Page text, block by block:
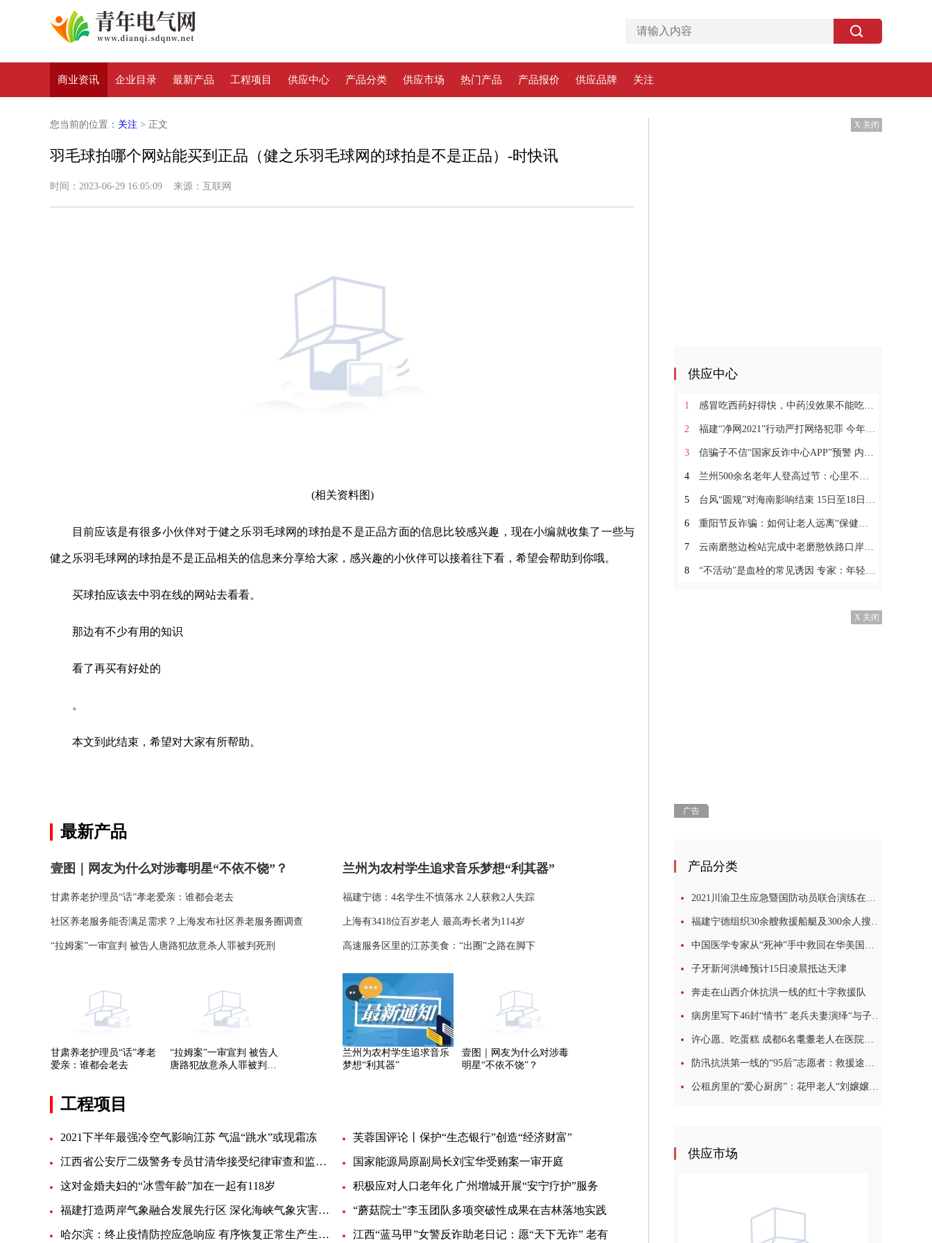
商业资讯 企业目录 最新产品 工程项目 供应中心 产品分类 供应市场 热门产品 产品报价 供应品牌 关注
您当前的位置： 关注 > 正文
羽毛球拍哪个网站能买到正品（健之乐羽毛球网的球拍是不是正品）-时快讯
时间：2023-06-29 16:05:09 来源：互联网
(相关资料图)
目前应该是有很多小伙伴对于健之乐羽毛球网的球拍是不是正品方面的信息比较感兴趣，现在小编就收集了一些与
健之乐羽毛球网的球拍是不是正品相关的信息来分享给大家，感兴趣的小伙伴可以接着往下看，希望会帮助到你哦。
买球拍应该去中羽在线的网站去看看。
那边有不少有用的知识
看了再买有好处的
。
本文到此结束，希望对大家有所帮助。
最新产品
兰州为农村学生追求音乐梦想“利其器”
福建宁德：4名学生不慎落水 2人获救2人失踪
上海有3418位百岁老人 最高寿长者为114岁
高速服务区里的江苏美食：“出圈”之路在脚下
兰州为农村学生追求音乐
梦想“利其器”
壹图｜网友为什么对涉毒
明星“不依不饶”？
壹图｜网友为什么对涉毒明星“不依不饶”？
甘肃养老护理员“话”孝老爱亲：谁都会老去
社区养老服务能否满足需求？上海发布社区养老服务圈调查
“拉姆案”一审宣判 被告人唐路犯故意杀人罪被判死刑
甘肃养老护理员“话”孝老
爱亲：谁都会老去
“拉姆案”一审宣判 被告人
唐路犯故意杀人罪被判死
工程项目
2021下半年最强冷空气影响江苏 气温“跳水”或现霜冻 芙蓉国评论丨保护“生态银行”创造“经济财富”
江西省公安厅二级警务专员甘清华接受纪律审查和监察调查 国家能源局原副局长刘宝华受贿案一审开庭
这对金婚夫妇的“冰雪年龄”加在一起有118岁 积极应对人口老年化 广州增城开展“安宁疗护”服务
福建打造两岸气象融合发展先行区 深化海峡气象灾害联防 “蘑菇院士”李玉团队多项突破性成果在吉林落地实践
哈尔滨：终止疫情防控应急响应 有序恢复正常生产生活秩序 江西“蓝马甲”女警反诈助老日记：愿“天下无诈” 老有
X 关闭
供应中心
1 感冒吃西药好得快，中药没效果不能吃？小柴胡颗粒你没用过？
2 福建“净网2021”行动严打网络犯罪 今年破获多起跨境网
3 信骗子不信“国家反诈中心APP”预警 内蒙古一女子6万
4 兰州500余名老年人登高过节：心里不长皱纹不惧变老
5 台风“圆规”对海南影响结束 15日至18日海南有较强风雨
6 重阳节反诈骗：如何让老人远离“保健品陷阱”？
7 云南磨憨边检站完成中老磨憨铁路口岸临时开放勤务保障
8 “不活动”是血栓的常见诱因 专家：年轻人要警惕血栓的
广告
X 关闭
产品分类
2021川渝卫生应急暨国防动员联合演练在四川广安举行
福建宁德组织30余艘救援船艇及300余人搜救2名落水失踪学生
中国医学专家从“死神”手中救回在华美国教授
子牙新河洪峰预计15日凌晨抵达天津
奔走在山西介休抗洪一线的红十字救援队
病房里写下46封“情书” 老兵夫妻演绎“与子偕老”模样
许心愿、吃蛋糕 成都6名耄耋老人在医院过集体生日
防汛抗洪第一线的“95后”志愿者：救援途中，我哭了很多次
公租房里的“爱心厨房”：花甲老人“刘嬢嬢”的10年坚守
供应市场